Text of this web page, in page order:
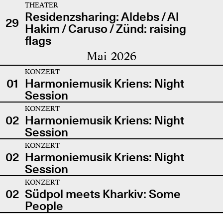
29
THEATER
Residenzsharing: Aldebs / Al
Hakim / Caruso / Zünd: raising
flags
Mai 2026
01
KONZERT
Harmoniemusik Kriens: Night
Session
02
KONZERT
Harmoniemusik Kriens: Night
Session
02
KONZERT
Harmoniemusik Kriens: Night
Session
02
KONZERT
Südpol meets Kharkiv: Some
People